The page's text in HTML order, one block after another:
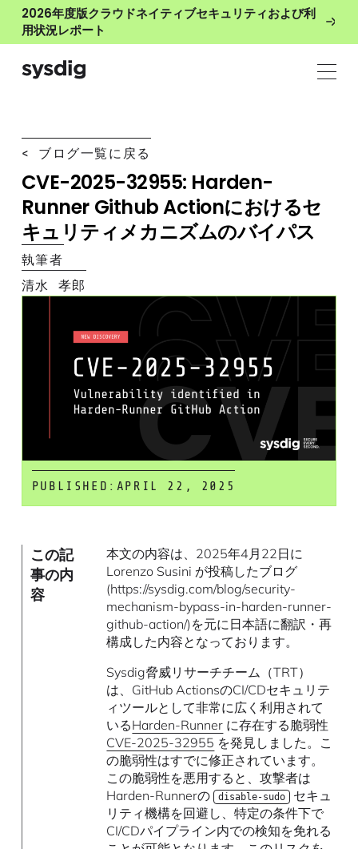
2026年度版クラウドネイティブセキュリティおよび利
用状況レポート
< ブログ一覧に戻る
CVE-2025-32955: Harden-
Runner Github Actionにおけるセ
キュリティメカニズムのバイパス
執筆者
清水 孝郎
PUBLISHED: APRIL 22, 2025
この記
事の内
容
本文の内容は、2025年4月22日に
Lorenzo Susini が投稿したブログ
(https://sysdig.com/blog/security-
mechanism-bypass-in-harden-runner-
github-action/)を元に日本語に翻訳・再
構成した内容となっております。
Sysdig脅威リサーチチーム（TRT）
は、GitHub ActionsのCI/CDセキュリテ
ィツールとして非常に広く利用されて
いるHarden-Runner に存在する脆弱性
CVE-2025-32955 を発見しました。こ
の脆弱性はすでに修正されています。
この脆弱性を悪用すると、攻撃者は
Harden-Runnerの disable-sudo セキュ
リティ機構を回避し、特定の条件下で
CI/CDパイプライン内での検知を免れる